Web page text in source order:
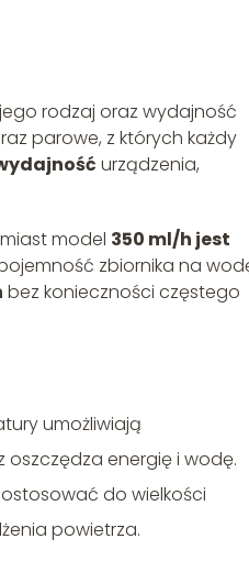
rodzaj oraz wydajność
parowe, z których każdy
urządzenia,
model 350 ml/h jest
zbiornika na
bez konieczności częstego
umożliwiają
energię i wodę.
do wielkości
powietrza.